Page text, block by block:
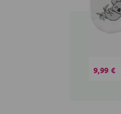
9,99 €